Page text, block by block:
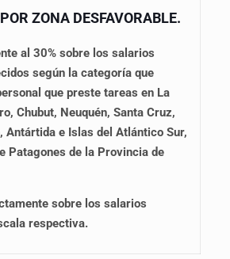
ZONA DESFAVORABLE.
al 30% sobre los salarios
según la categoría que
que preste tareas en La
Chubut, Neuquén, Santa Cruz,
Antártida e Islas del Atlántico Sur,
Patagones de la Provincia de
sobre los salarios
respectiva.